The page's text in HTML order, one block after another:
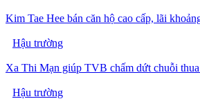
Kim Tae Hee bán căn hộ cao cấp, lãi
Hậu trường
Xa Thi Mạn giúp TVB chấm dứt chuỗi
Hậu trường